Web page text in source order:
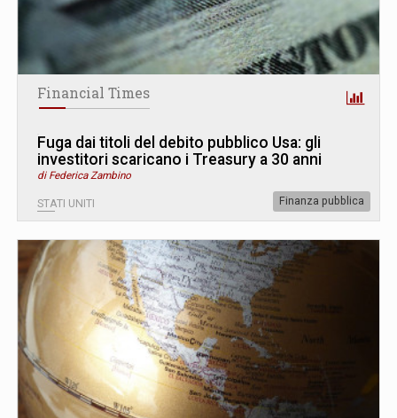
Financial Times
Fuga dai titoli del debito pubblico Usa: gli
investitori scaricano i Treasury a 30 anni
di Federica Zambino
STATI UNITI Finanza pubblica